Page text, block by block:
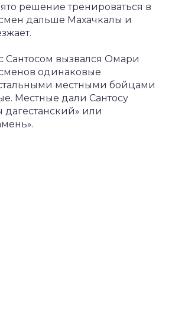
решение тренироваться в
дальше Махачкалы и
Сантосом вызвался Омари
одинаковые
местными бойцами
Местные дали Сантосу
дагестанский» или